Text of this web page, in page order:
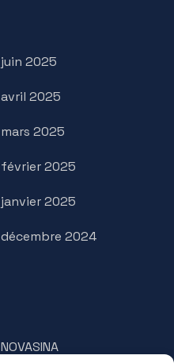
juin 2025
avril 2025
mars 2025
février 2025
janvier 2025
décembre 2024
NOVASINA